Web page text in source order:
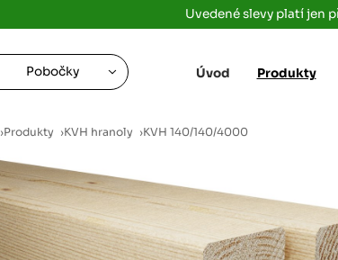
Uvedené slevy platí jen
›Produkty ›KVH hranoly ›KVH 140/140/4000
Úvod Produkty
Pobočky
vybírat zde
Ústí nad Labem,
Hradec Králové
vybírat zde
Březhrad, Hradec
Praha
Tůmovka 110
(Za čerpací stanicí